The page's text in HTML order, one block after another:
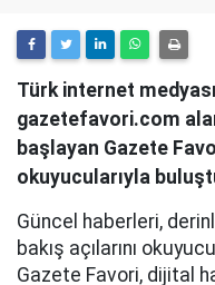
Türk internet
gazetefavori.com
başlayan Gazete
okuyucularıyla
Güncel haberleri,
bakış açılarını
Gazete Favori, dijital